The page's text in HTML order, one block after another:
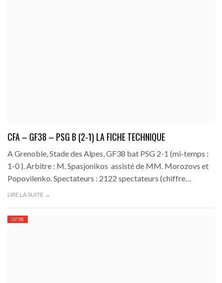
CFA – GF38 – PSG B (2-1) LA FICHE TECHNIQUE
A Grenoble, Stade des Alpes, GF38 bat PSG 2-1 (mi-temps :
1-0 ). Arbitre : M. Spasjonikos assisté de MM. Morozovs et
Popovilenko. Spectateurs : 2122 spectateurs (chiffre…
LIRE LA SUITE →
GF38